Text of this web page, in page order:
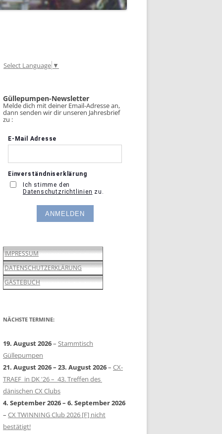
Select Language ▼
Güllepumpen-Newsletter
Melde dich mit deiner Email-Adresse an,
dann senden wir dir unseren Jahresbrief
zu :
IMPRESSUM
DATENSCHUTZERKLÄRUNG
GÄSTEBUCH
NÄCHSTE TERMINE:
19. August 2026– Stammtisch
Güllepumpen
21. August 2026– 23. August 2026– CX-
TRAEF in DK '26 – 43. Treffen des
dänischen CX Clubs
4. September 2026– 6. September 2026
– CX TWINNING Club 2026 [F] nicht
bestätigt!